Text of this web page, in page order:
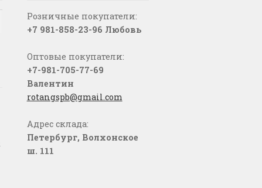
Розничные покупатели:
+7 981-858-23-96 Любовь
Оптовые покупатели:
+7-981-705-77-69
Валентин
rotangspb@gmail.com
Адрес склада:
Петербург, Волхонское
ш. 111